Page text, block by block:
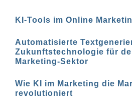
KI-Tools im Online
Automatisierte
Zukunftstechnologie für
Marketing-Sektor
Wie KI im Marketing die
revolutioniert